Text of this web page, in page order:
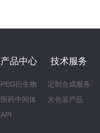
产品中心
PEG衍生物
医药中间体
API
技术服务
定制合成服务
大包装产品